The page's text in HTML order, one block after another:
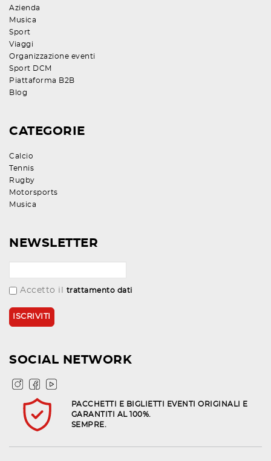
Azienda
Musica
Sport
Viaggi
Organizzazione eventi
Sport DCM
Piattaforma B2B
Blog
CATEGORIE
Calcio
Tennis
Rugby
Motorsports
Musica
NEWSLETTER
Accetto il trattamento dati
SOCIAL NETWORK
PACCHETTI E BIGLIETTI EVENTI ORIGINALI E
GARANTITI AL 100%.
SEMPRE.